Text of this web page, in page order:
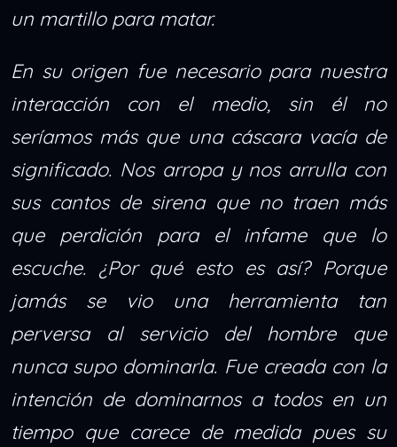
un martillo para matar.
En su origen fue necesario para nuestra
interacción con el medio, sin él no
seríamos más que una cáscara vacía de
significado. Nos arropa y nos arrulla con
sus cantos de sirena que no traen más
que perdición para el infame que lo
escuche. ¿Por qué esto es así? Porque
jamás se vio una herramienta tan
perversa al servicio del hombre que
nunca supo dominarla. Fue creada con la
intención de dominarnos a todos en un
tiempo que carece de medida pues su